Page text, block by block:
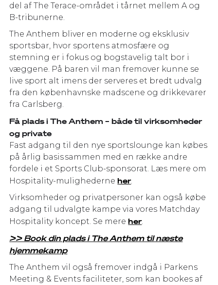
del af The Terace-området i tårnet mellem A og
B-tribunerne.
The Anthem bliver en moderne og eksklusiv
sportsbar, hvor sportens atmosfære og
stemning er i fokus og bogstavelig talt bor i
væggene. På baren vil man fremover kunne se
live sport alt imens der serveres et bredt udvalg
fra den københavnske madscene og drikkevarer
fra Carlsberg.
Få plads i The Anthem – både til virksomheder
og private
Fast adgang til den nye sportslounge kan købes
på årlig basis sammen med en række andre
fordele i et Sports Club-sponsorat. Læs mere om
Hospitality-mulighederneher.
Virksomheder og privatpersoner kan også købe
adgang til udvalgte kampe via vores Matchday
Hospitality koncept. Se mereher.
>> Book din plads i The Anthem til næste
hjemmekamp
The Anthem vil også fremover indgå i Parkens
Meeting & Events faciliteter, som kan bookes af